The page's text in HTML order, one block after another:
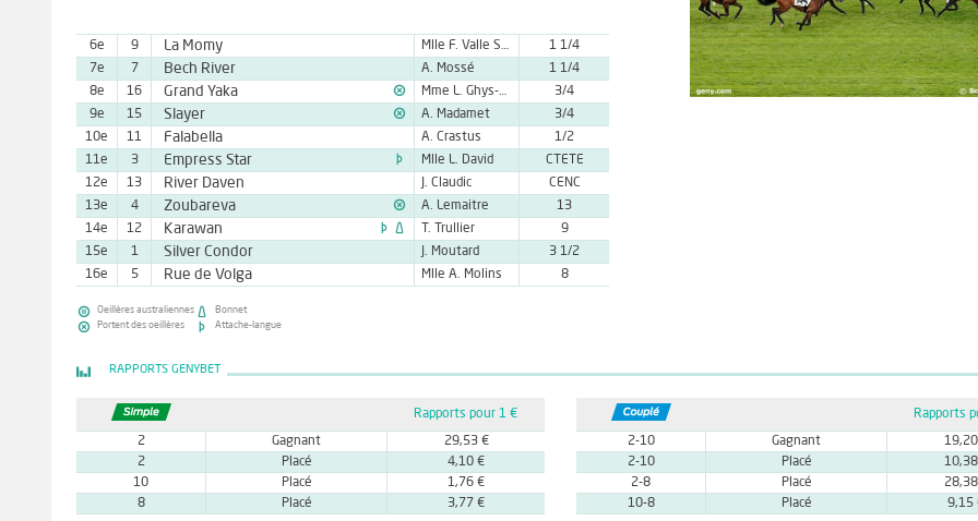
6e 9 La Momy Mlle F. Valle Skar
1 1/4
7e
7 Bech River A. Mossé
1 1/4
8e
16 Grand Yaka  Mme L. Ghys-Dieteren
3/4
9e
15 Slayer  A. Madamet
3/4
10e
11 Falabella A. Crastus
1/2
11e
3 Empress Star  Mlle L. David
CTETE
12e
13 River Daven J. Claudic
CENC
13e
4 Zoubareva  A. Lemaitre
13
14e
12 Karawan 
 T. Trullier
9
15e
1 Silver Condor J. Moutard
3 1/2
16e
5 Rue de Volga Mlle A. Molins 8
 Oeillères australiennes
 Portent des oeillères
 Bonnet
 Attache-langue
RAPPORTS GENYBET
Rapports pour 1 €
2 Gagnant
29,53 €
2
Placé
4,10 €
10
Placé
1,76 €
8
Placé 3,77 €
Rapports
2-10 Gagnant
2-10
Placé
2-8
Placé
10-8
Placé 9,15